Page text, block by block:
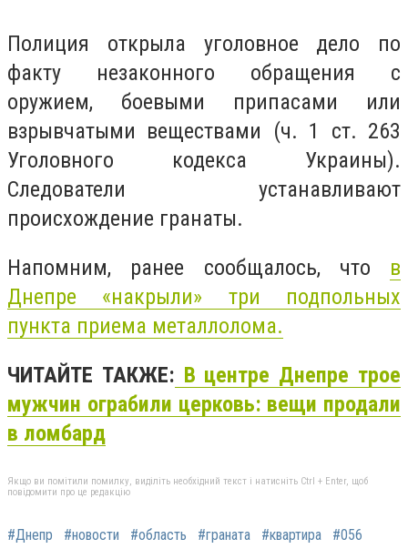
Полиция открыла уголовное дело по
факту незаконного обращения с
оружием, боевыми припасами или
взрывчатыми веществами (ч. 1 ст. 263
Уголовного кодекса Украины).
Следователи устанавливают
происхождение гранаты.
Напомним, ранее сообщалось, что в
Днепре «накрыли» три подпольных
пункта приема металлолома.
ЧИТАЙТЕ ТАКЖЕ: В центре Днепре трое
мужчин ограбили церковь: вещи продали
в ломбард
Якщо ви помітили помилку, виділіть необхідний текст і натисніть Ctrl + Enter, щоб
повідомити про це редакцію
#Днепр #новости #область #граната #квартира #056